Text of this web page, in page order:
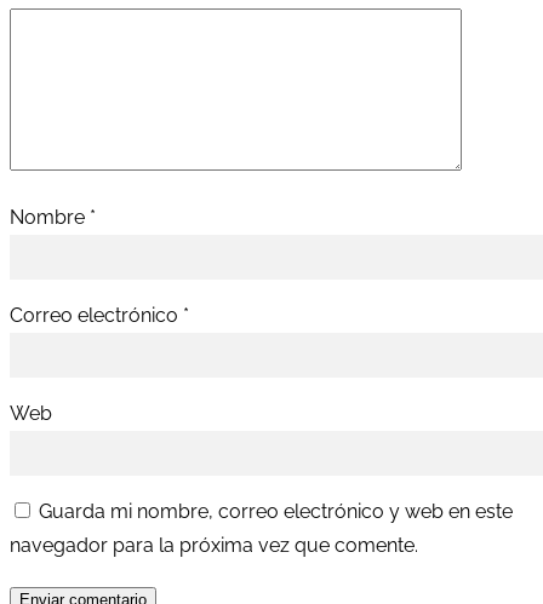
Nombre *
Correo electrónico *
Web
Guarda mi nombre, correo electrónico y web en este
navegador para la próxima vez que comente.
Enviar comentario